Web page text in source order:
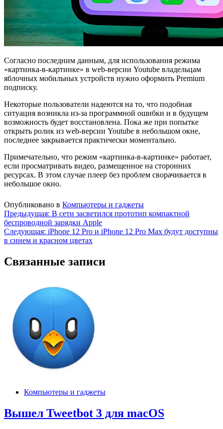
Согласно последним данным, для использования режима
«картинка-в-картинке» в web-версии Youtube владельцам
яблочных мобильных устройств нужно оформить Premium
подписку.
Некоторые пользователи надеются на то, что подобная
ситуация возникла из-за программной ошибки и в будущем
возможность будет восстановлена. Пока же при попытке
открыть ролик из web-версии Youtube в небольшом окне,
последнее закрывается практически моментально.
Примечательно, что режим «картинка-в-картинке» работает,
если просматривать видео, размещенное на сторонних
ресурсах. В этом случае плеер без проблем сворачивается в
небольшое окно.
Опубликовано в Компьютеры и гаджеты
Навигация
по
записям
Предыдущая: В сети засветился прототип компактной
беспроводной зарядки Apple
Следующая: iPhone 12 Pro и iPhone 12 Pro Max будут доступны
в синем и красном цветах
Связанные записи
Компьютеры и гаджеты
Вышел Tweetbot 3 для macOS